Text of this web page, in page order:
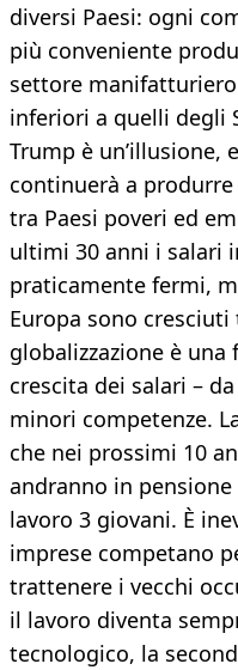
diversi Paesi: ogni
più conveniente
settore
inferiori a quelli degli
Trump è un’illusione,
continuerà a
tra Paesi poveri ed
ultimi 30 anni i salari
praticamente fermi,
Europa sono cresciuti
globalizzazione è una
crescita dei salari –
minori competenze.
che nei prossimi 10
andranno in
lavoro 3 giovani. È
imprese competano
trattenere i vecchi
il lavoro diventa
tecnologico, la